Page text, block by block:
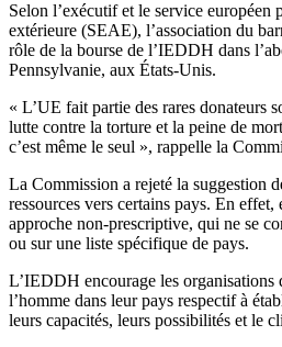
Selon l’exécutif et le service européen
extérieure (SEAE), l’association du
rôle de la bourse de l’IEDDH dans
Pennsylvanie, aux États-Unis.
« L’UE fait partie des rares donateurs
lutte contre la torture et la peine de
c’est même le seul », rappelle la
La Commission a rejeté la suggestion
ressources vers certains pays. En
approche non-prescriptive, qui ne se
ou sur une liste spécifique de pays.
L’IEDDH encourage les organisations
l’homme dans leur pays respectif à
leurs capacités, leurs possibilités et le